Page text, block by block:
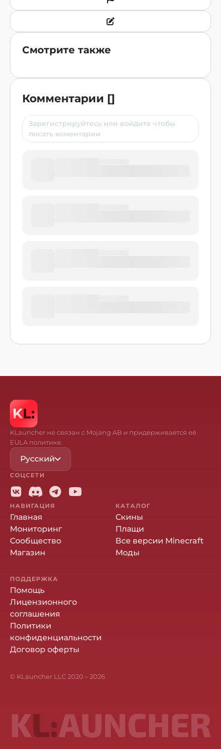
Смотрите также
Комментарии []
KLauncher не связан с Mojang AB и придерживается её
EULA политике.
Русский
СОЦСЕТИ
НАВИГАЦИЯ
Главная
Мониторинг
Сообщество
Магазин
КАТАЛОГ
Скины
Плащи
Все версии Minecraft
Моды
ПОДДЕРЖКА
Помощь
Лицензионного
соглашения
Политики
конфиденциальности
Договор оферты
© KLauncher LLC 2020 –2026
KL:AUNCHER